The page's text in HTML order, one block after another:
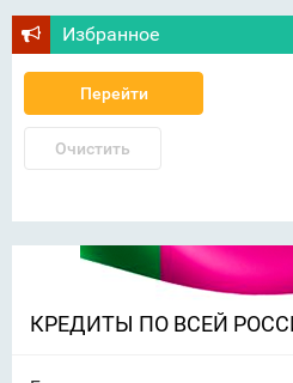
Избранное
Перейти
Очистить
КРЕДИТЫ ПО ВСЕЙ